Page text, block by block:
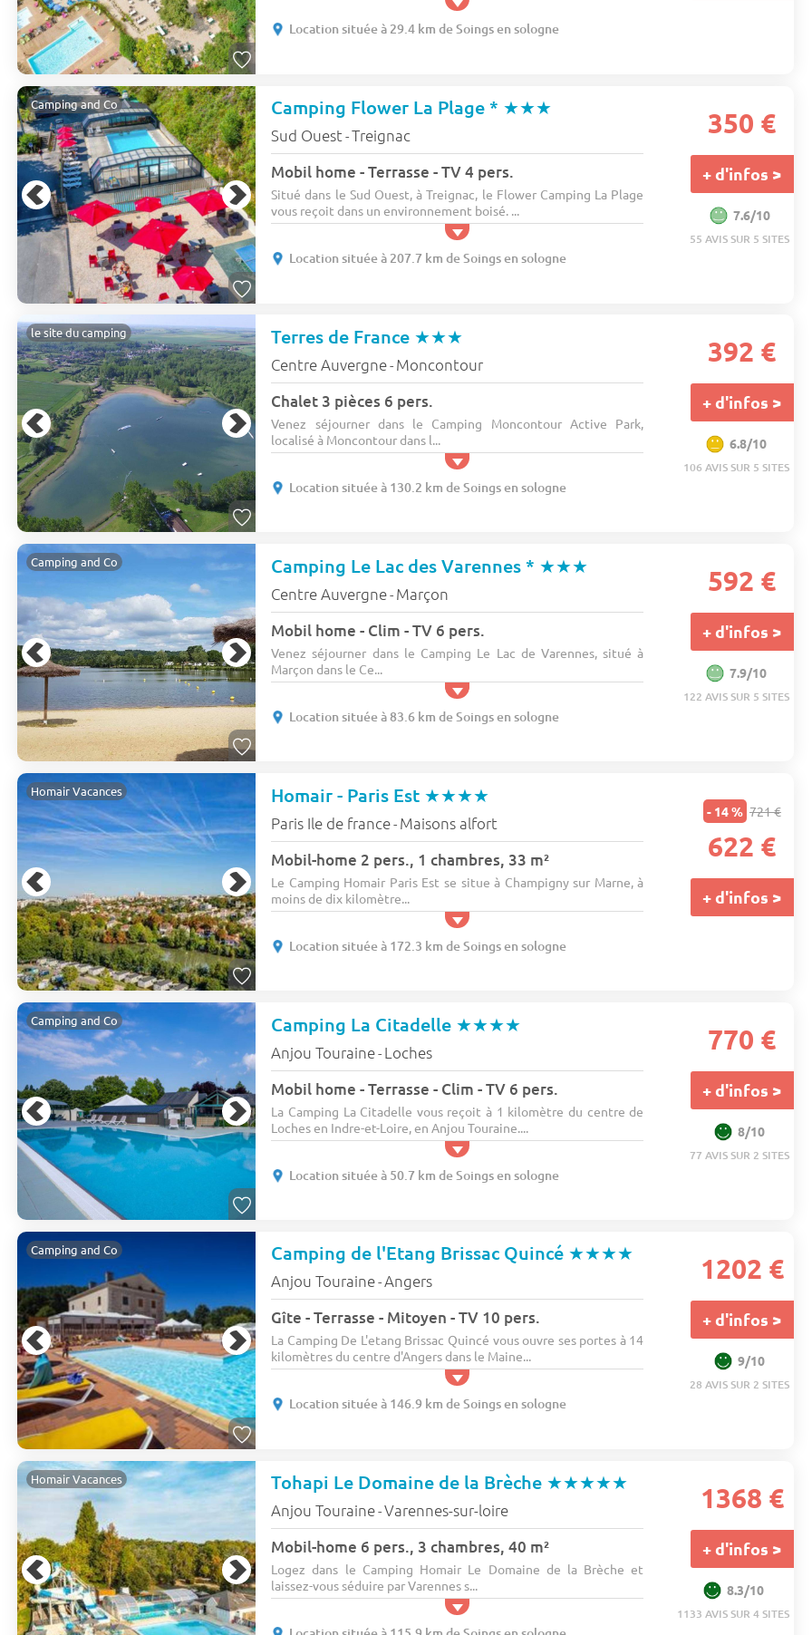
Location située à 29.4 km de Soings en sologne
Camping and Co Camping Flower La Plage * ★★★
Sud Ouest -Treignac
Mobil home - Terrasse - TV 4 pers.
Situé dans le Sud Ouest, à Treignac, le Flower Camping La Plage
vous reçoit dans un environnement boisé. ...
Location située à 207.7 km de Soings en sologne
350 €
+ d'infos >
7.6/10
55 AVIS SUR 5 SITES
le site du camping Terres de France ★★★
Centre Auvergne- Moncontour
Chalet 3 pièces 6 pers.
Venez séjourner dans le Camping Moncontour Active Park,
localisé à Moncontour dans l...
Location située à 130.2 km de Soings en sologne
392 €
+ d'infos >
6.8/10
106 AVIS SUR 5 SITES
Camping and Co Camping Le Lac des Varennes * ★★★
Centre Auvergne- Marçon
Mobil home - Clim - TV 6 pers.
Venez séjourner dans le Camping Le Lac de Varennes, situé à
Marçon dans le Ce...
Location située à 83.6 km de Soings en sologne
592 €
+ d'infos >
7.9/10
122 AVIS SUR 5 SITES
Homair Vacances Homair - Paris Est ★★★★
Paris Ile de france- Maisons alfort
Mobil-home 2 pers., 1 chambres, 33 m²
Le Camping Homair Paris Est se situe à Champigny sur Marne, à
moins de dix kilomètre...
Location située à 172.3 km de Soings en sologne
- 14 % 721 €
622 €
+ d'infos >
Camping and Co Camping La Citadelle ★★★★
Anjou Touraine- Loches
Mobil home - Terrasse - Clim - TV 6 pers.
La Camping La Citadelle vous reçoit à 1 kilomètre du centre de
Loches en Indre-et-Loire, en Anjou Touraine....
Location située à 50.7 km de Soings en sologne
770 €
+ d'infos >
8/10
77 AVIS SUR 2 SITES
Camping and Co Camping de l'Etang Brissac Quincé ★★★★
Anjou Touraine-Angers
Gîte - Terrasse - Mitoyen - TV 10 pers.
La Camping De L'etang Brissac Quincé vous ouvre ses portes à 14
kilomètres du centre d'Angers dans le Maine...
Location située à 146.9 km de Soings en sologne
1202 €
+ d'infos >
9/10
28 AVIS SUR 2 SITES
Homair Vacances Tohapi Le Domaine de la Brèche ★★★★★
Anjou Touraine-Varennes-sur-loire
Mobil-home 6 pers., 3 chambres, 40 m²
Logez dans le Camping Homair Le Domaine de la Brèche et
laissez-vous séduire par Varennes s...
1368 €
+ d'infos >
8.3/10
1133 AVIS SUR 4 SITES